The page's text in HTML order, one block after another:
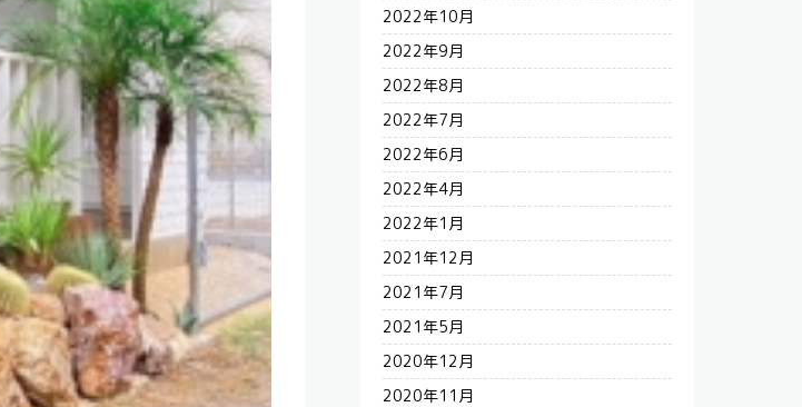
2022年10月
2022年9月
2022年8月
2022年7月
2022年6月
2022年4月
2022年1月
2021年12月
2021年7月
2021年5月
2020年12月
2020年11月